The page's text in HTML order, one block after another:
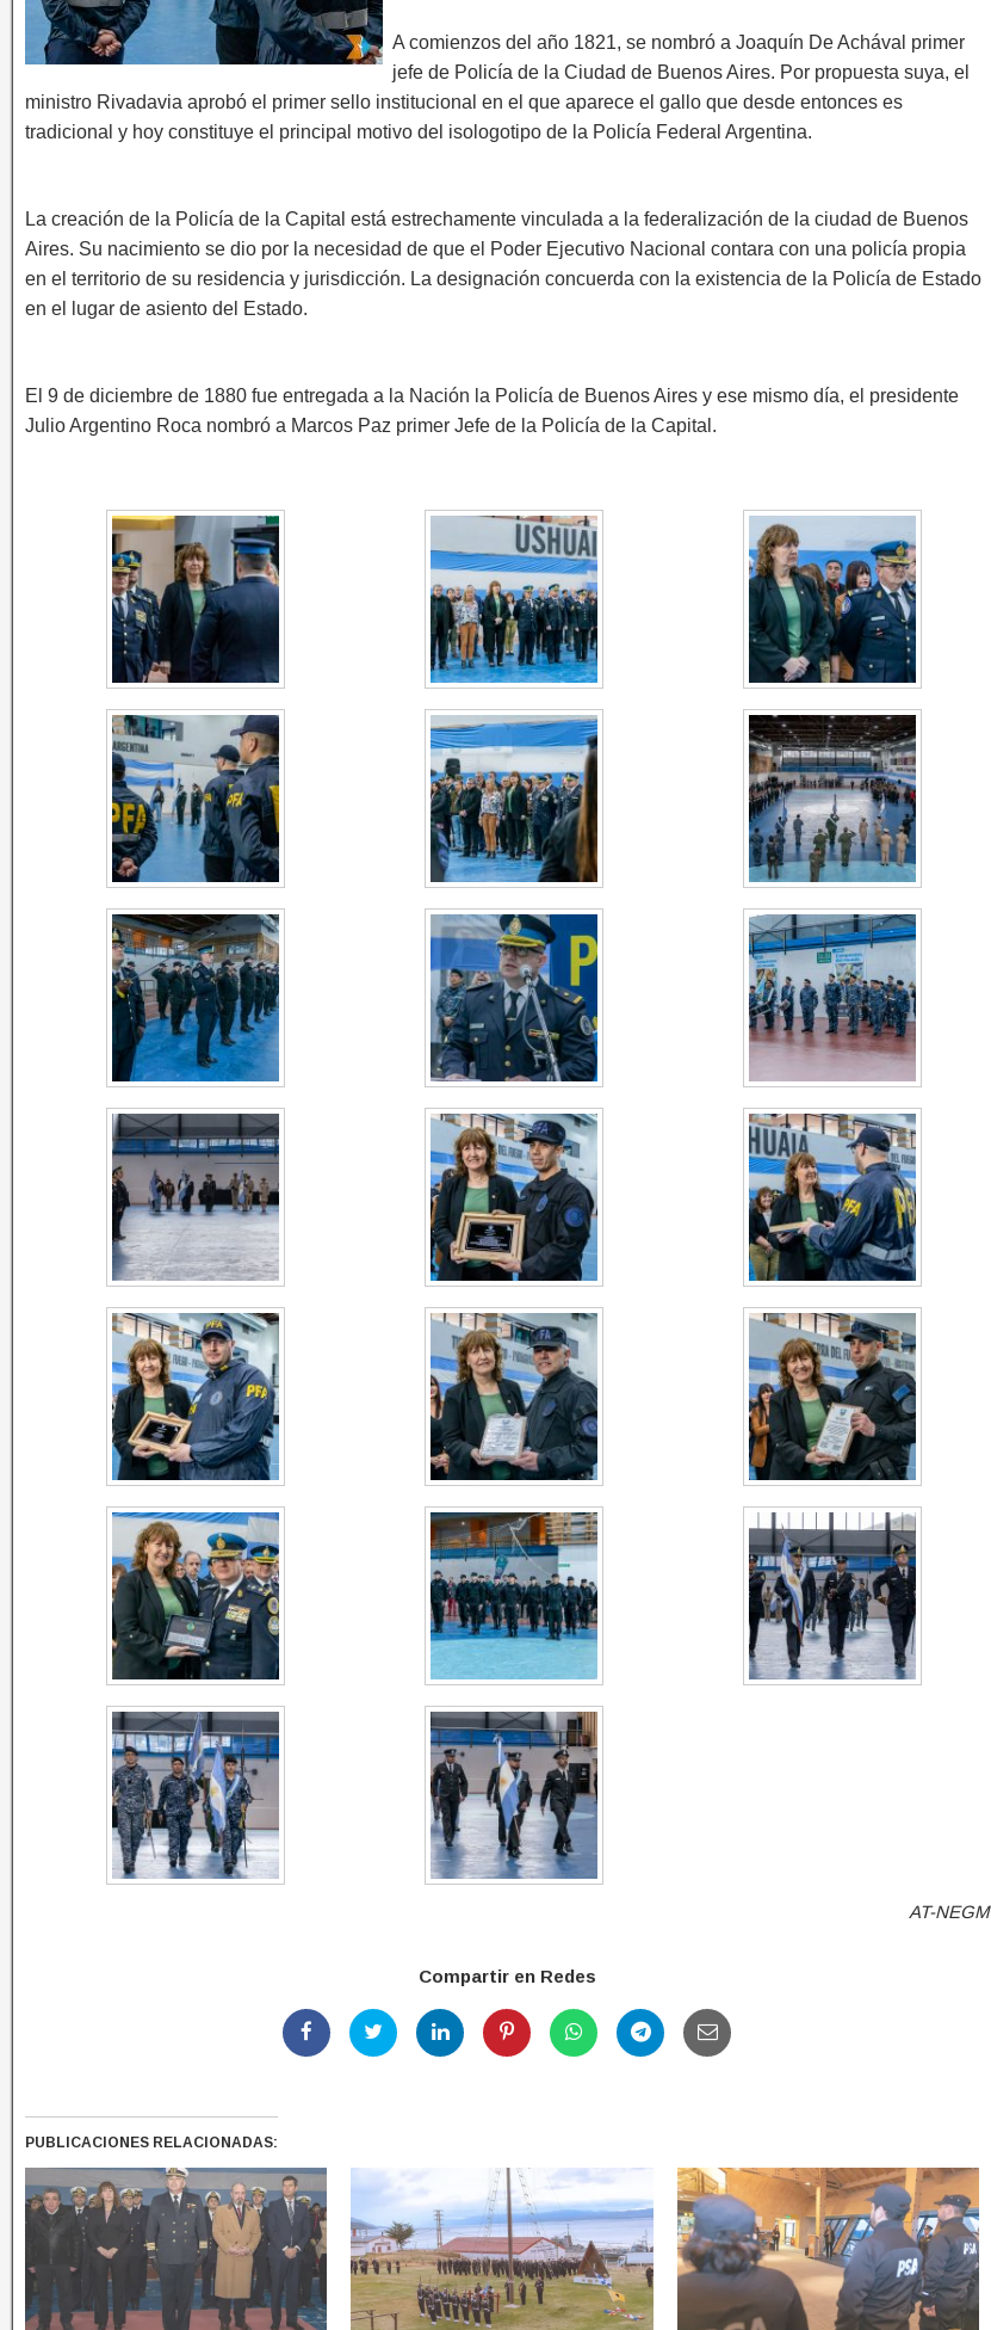
A comienzos del año 1821, se nombró a Joaquín De Achával primer
jefe de Policía de la Ciudad de Buenos Aires. Por propuesta suya, el
ministro Rivadavia aprobó el primer sello institucional en el que aparece el gallo que desde entonces es
tradicional y hoy constituye el principal motivo del isologotipo de la Policía Federal Argentina.
La creación de la Policía de la Capital está estrechamente vinculada a la federalización de la ciudad de Buenos
Aires. Su nacimiento se dio por la necesidad de que el Poder Ejecutivo Nacional contara con una policía propia
en el territorio de su residencia y jurisdicción. La designación concuerda con la existencia de la Policía de Estado
en el lugar de asiento del Estado.
El 9 de diciembre de 1880 fue entregada a la Nación la Policía de Buenos Aires y ese mismo día, el presidente
Julio Argentino Roca nombró a Marcos Paz primer Jefe de la Policía de la Capital.
AT-NEGM
Compartir en Redes
PUBLICACIONES RELACIONADAS: